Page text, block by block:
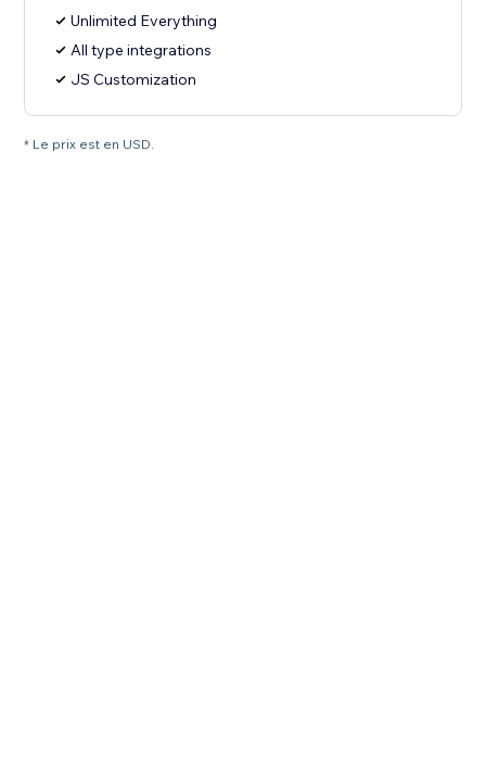
Unlimited Everything
All type integrations
JS Customization
* Le prix est en USD.